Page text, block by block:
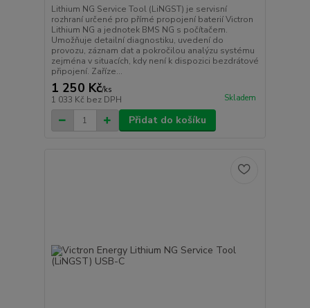
Lithium NG Service Tool (LiNGST) je servisní
rozhraní určené pro přímé propojení baterií Victron
Lithium NG a jednotek BMS NG s počítačem.
Umožňuje detailní diagnostiku, uvedení do
provozu, záznam dat a pokročilou analýzu systému
zejména v situacích, kdy není k dispozici bezdrátové
připojení. Zaříze...
1 250 Kč/ks
1 033 Kč bez DPH Skladem
Přidat do košíku